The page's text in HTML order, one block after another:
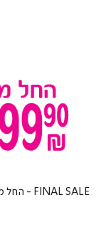
FINAL SALE - החל מ- ₪199.90